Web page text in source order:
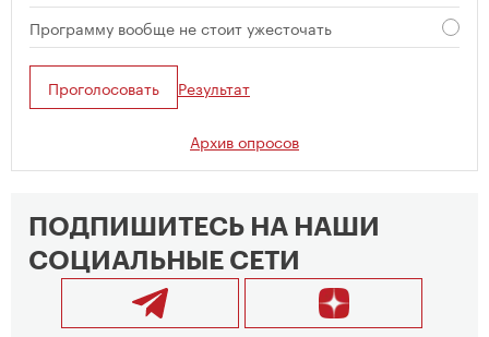
Программу вообще не стоит ужесточать
Проголосовать Результат
Архив опросов
ПОДПИШИТЕСЬ НА НАШИ
СОЦИАЛЬНЫЕ СЕТИ